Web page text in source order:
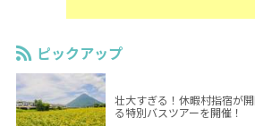
ピックアップ
壮大すぎる！休暇村指宿が
る特別バスツアーを開催！